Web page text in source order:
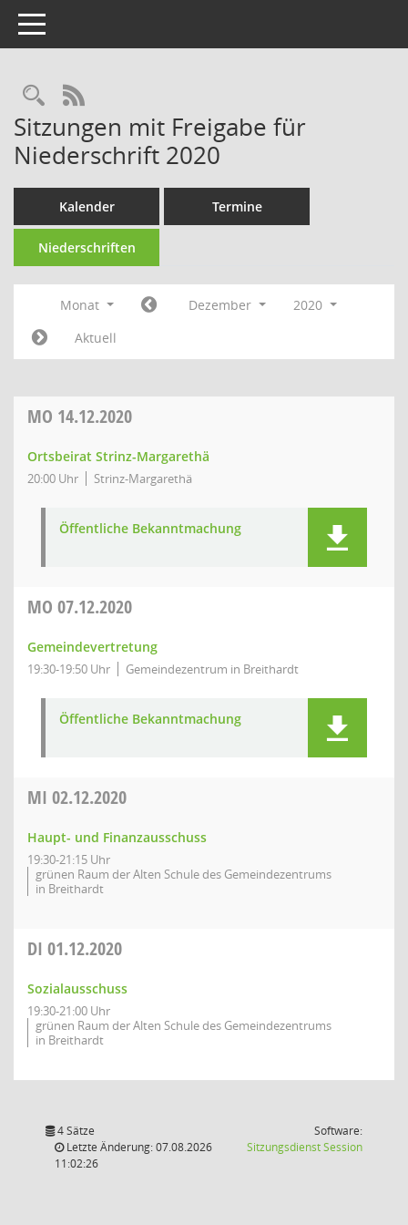
Toggle navigation
Rechercheauswahl
RSS-Feed
Sitzungen mit Freigabe für
Niederschrift 2020
Kalender Termine
Niederschriften
Monat Dezember
2020
Aktuell
MO 14.12.2020
Ortsbeirat Strinz-Margarethä
20:00 Uhr Strinz-Margarethä
Öffentliche Bekanntmachung
MO 07.12.2020
Gemeindevertretung
19:30-19:50 Uhr Gemeindezentrum in Breithardt
Öffentliche Bekanntmachung
MI 02.12.2020
Haupt- und Finanzausschuss
19:30-21:15 Uhr
grünen Raum der Alten Schule des Gemeindezentrums
in Breithardt
DI 01.12.2020
Sozialausschuss
19:30-21:00 Uhr
grünen Raum der Alten Schule des Gemeindezentrums
in Breithardt
4 Sätze
Letzte Änderung: 07.08.2026
11:02:26
Software:
SitzungsdienstSession(Wird in